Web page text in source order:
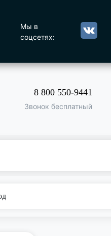
Мы в
соцсетях:
8 800 550-9441
Звонок бесплатный